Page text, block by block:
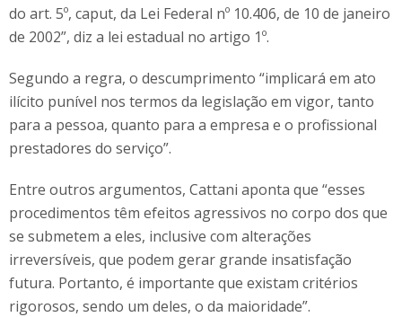
do art. 5º, caput, da Lei Federal nº 10.406, de 10 de janeiro
de 2002”, diz a lei estadual no artigo 1º.
Segundo a regra, o descumprimento “implicará em ato
ilícito punível nos termos da legislação em vigor, tanto
para a pessoa, quanto para a empresa e o profissional
prestadores do serviço”.
Entre outros argumentos, Cattani aponta que “esses
procedimentos têm efeitos agressivos no corpo dos que
se submetem a eles, inclusive com alterações
irreversíveis, que podem gerar grande insatisfação
futura. Portanto, é importante que existam critérios
rigorosos, sendo um deles, o da maioridade”.